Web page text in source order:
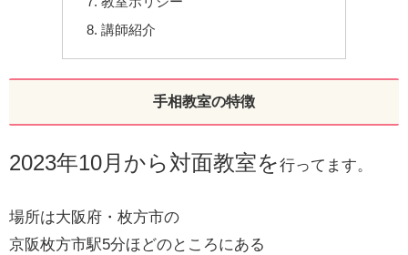
講師紹介
手相教室の特徴
2023年10月から対面教室を行ってます。
場所は大阪府・枚方市の
京阪枚方市駅5分ほどのところにある